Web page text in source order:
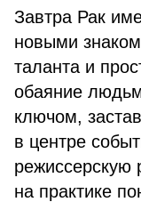
Завтра Рак
новыми
таланта и
обаяние
ключом,
в центре
режиссерскую
на практике